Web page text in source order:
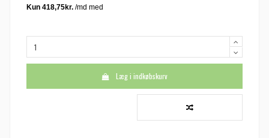
Læg i indkøbskurv